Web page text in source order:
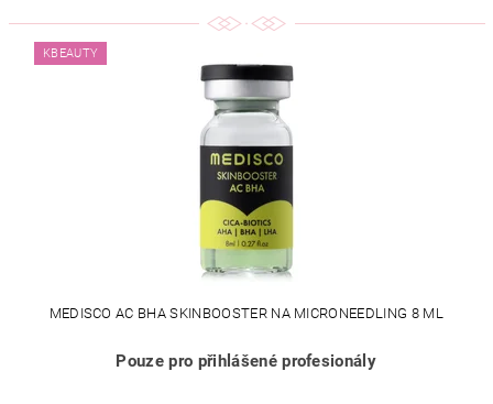
KBEAUTY
MEDISCO AC BHA SKINBOOSTER NA MICRONEEDLING 8 ML
Pouze pro přihlášené profesionály